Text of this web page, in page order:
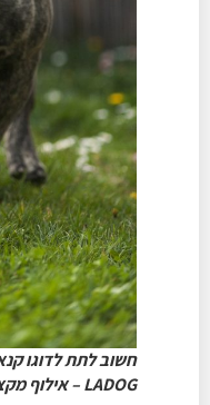
חשוב לתת לדוגו
LADOG – אילוף מקצועי